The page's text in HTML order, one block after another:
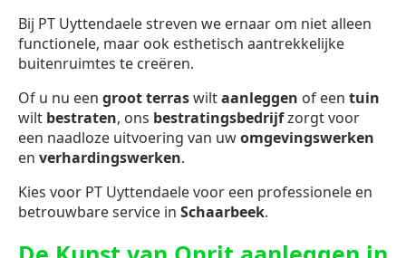
Bij PT Uyttendaele streven we ernaar om niet alleen
functionele, maar ook esthetisch aantrekkelijke
buitenruimtes te creëren.
Of u nu een groot terraswiltaanleggen of een tuin
wilt bestraten, ons bestratingsbedrijfzorgt voor
een naadloze uitvoering van uwomgevingswerken
en verhardingswerken.
Kies voor PT Uyttendaele voor een professionele en
betrouwbare service in Schaarbeek.